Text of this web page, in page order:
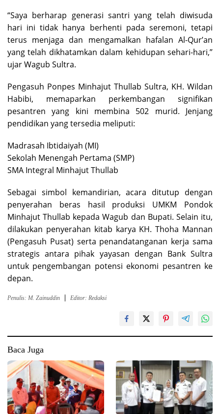
“Saya berharap generasi santri yang telah diwisuda
hari ini tidak hanya berhenti pada seremoni, tetapi
terus menjaga dan mengamalkan hafalan Al-Qur’an
yang telah dikhatamkan dalam kehidupan sehari-hari,”
ujar Wagub Sultra.
Pengasuh Ponpes Minhajut Thullab Sultra, KH. Wildan
Habibi, memaparkan perkembangan signifikan
pesantren yang kini membina 502 murid. Jenjang
pendidikan yang tersedia meliputi:
Madrasah Ibtidaiyah (MI)
Sekolah Menengah Pertama (SMP)
SMA Integral Minhajut Thullab
Sebagai simbol kemandirian, acara ditutup dengan
penyerahan beras hasil produksi UMKM Pondok
Minhajut Thullab kepada Wagub dan Bupati. Selain itu,
dilakukan penyerahan kitab karya KH. Thoha Mannan
(Pengasuh Pusat) serta penandatanganan kerja sama
strategis antara pihak yayasan dengan Bank Sultra
untuk pengembangan potensi ekonomi pesantren ke
depan.
Penulis: M. Zainuddin Editor: Redaksi
Baca Juga